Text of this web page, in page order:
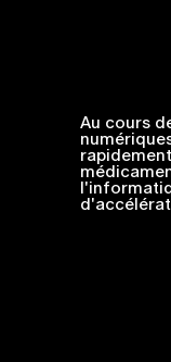
Au cours